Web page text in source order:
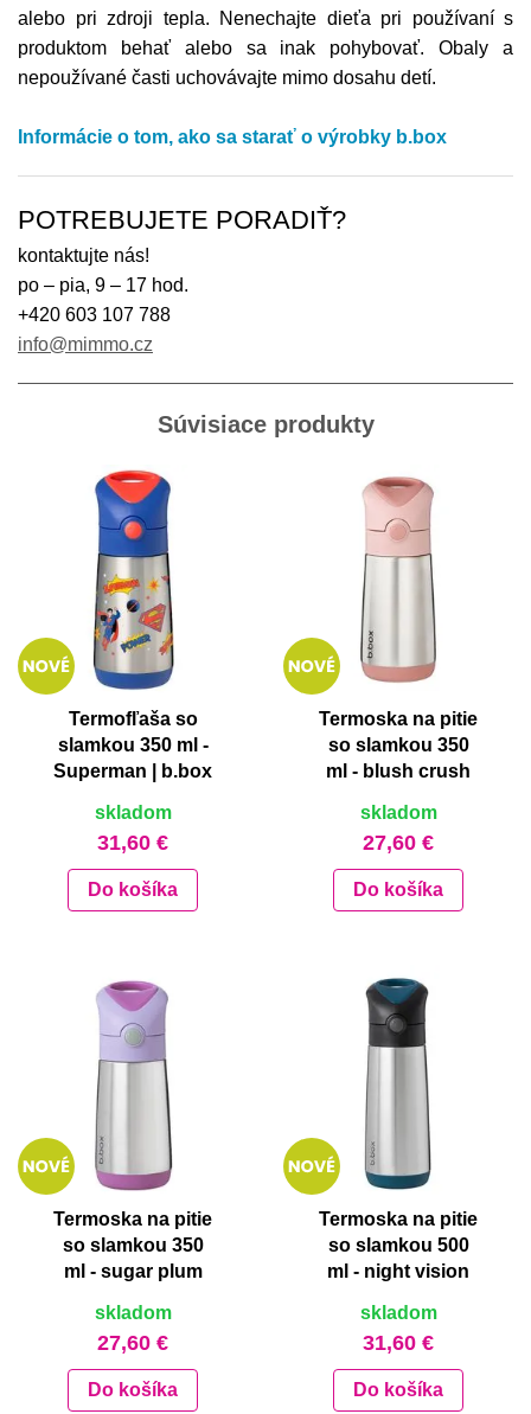
alebo pri zdroji tepla. Nenechajte dieťa pri používaní s
produktom behať alebo sa inak pohybovať. Obaly a
nepoužívané časti uchovávajte mimo dosahu detí.
Informácie o tom, ako sa starať o výrobky b.box
POTREBUJETE PORADIŤ?
kontaktujte nás!
po – pia, 9 – 17 hod.
+420 603 107 788
info@mimmo.cz
Súvisiace produkty
Termofľaša so
slamkou 350 ml -
Superman | b.box
skladom
31,60 €
Do košíka
Termoska na pitie
so slamkou 350
ml - blush crush
skladom
27,60 €
Do košíka
Termoska na pitie
so slamkou 350
ml - sugar plum
skladom
27,60 €
Do košíka
Termoska na pitie
so slamkou 500
ml - night vision
skladom
31,60 €
Do košíka